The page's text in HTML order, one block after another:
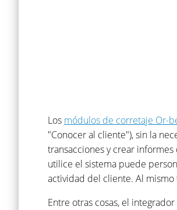
Los módulos de corretaje Or-
"Conocer al cliente"), sin la
transacciones y crear
utilice el sistema puede
actividad del cliente. Al
Entre otras cosas, el